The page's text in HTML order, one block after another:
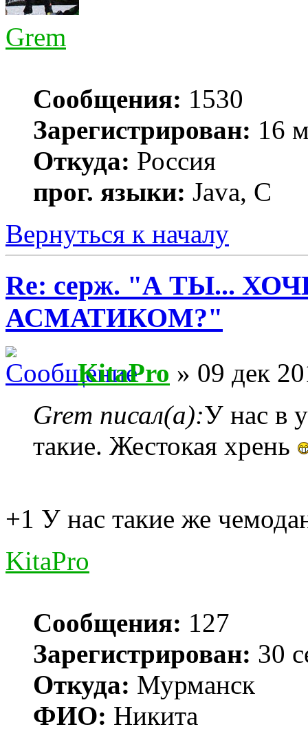
Grem
Сообщения: 1530
Зарегистрирован: 16
Откуда: Россия
прог. языки: Java, C
Вернуться к началу
Re: серж. "А ТЫ...
АСМАТИКОМ?"
KitaPro » 09 дек
Grem писал(а):У нас в
такие. Жестокая хрень
+1 У нас такие же
KitaPro
Сообщения: 127
Зарегистрирован: 30
Откуда: Мурманск
ФИО: Никита